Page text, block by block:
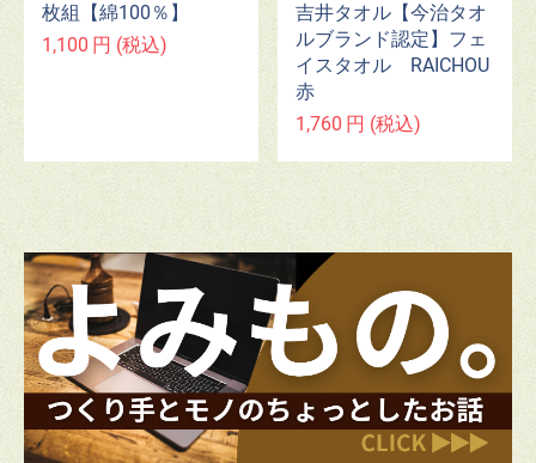
枚組【綿100％】
1,100 円 (税込)
吉井タオル【今治タオ
ルブランド認定】フェ
イスタオル RAICHOU
赤
1,760 円 (税込)